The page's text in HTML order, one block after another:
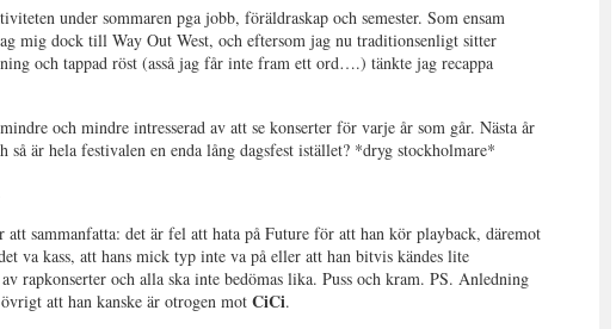
under sommaren pga jobb, föräldraskap och semester. Som ensam
mig dock till Way Out West, och eftersom jag nu traditionsenligt sitter
och tappad röst (asså jag får inte fram ett ord….) tänkte jag recappa
och mindre intresserad av att se konserter för varje år som går. Nästa år
är hela festivalen en enda lång dagsfest istället? *dryg stockholmare*
att sammanfatta: det är fel att hata på Future för att han kör playback, däremot
va kass, att hans mick typ inte va på eller att han bitvis kändes lite
rapkonserter och alla ska inte bedömas lika. Puss och kram. PS. Anledning
att han kanske är otrogen motCiCi.